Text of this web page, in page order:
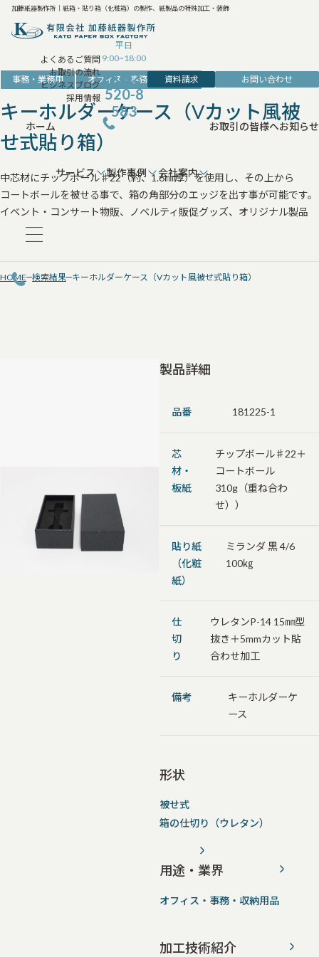
加藤紙器製作所｜紙箱・貼り箱（化粧箱）の製作、紙製品の特殊加工・装飾
よくあるご質問
お取引の流れ
ビジネスブログ
採用情報
平日
9:00~18:00
042-
520-8
583
資料請求 お問い合わせ
ホーム
サービス 製作事例 会社案内
お取引の皆様へお知らせ
事務・業務用 オフィス・事務・収納用品
キーホルダーケース（Vカット風被
せ式貼り箱）
中芯材にチップボール♯22（約、1.6㎜厚）を使用し、その上から
コートボールを被せる事で、箱の角部分のエッジを出す事が可能です。
イベント・コンサート物販、ノベルティ販促グッズ、オリジナル製品
HOME 検索結果 キーホルダーケース（Vカット風被せ式貼り箱）
製品詳細
品番 181225-1
芯
材・
板紙
チップボール♯22＋
コートボール
310g（重ね合わ
せ））
貼り紙
（化粧
紙）
ミランダ 黒 4/6
100㎏
仕
切
り
ウレタンP-14 15㎜型
抜き＋5mmカット貼
合わせ加工
備考
キーホルダーケ
ース
形状
被せ式
箱の仕切り（ウレタン）
用途・業界
オフィス・事務・収納用品
加工技術紹介